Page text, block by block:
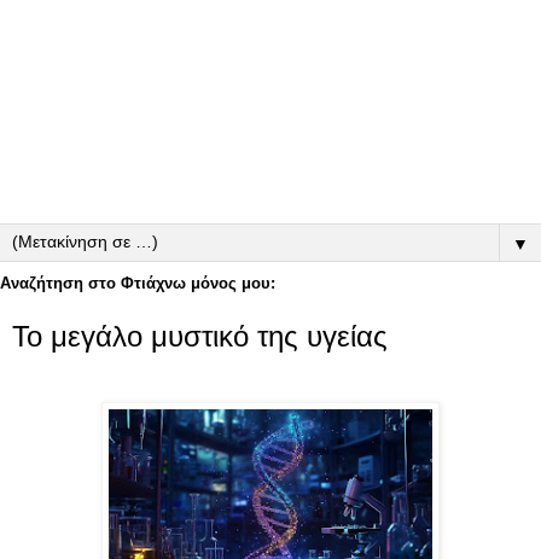
▼
Αναζήτηση στο Φτιάχνω μόνος μου:
Το μεγάλο μυστικό της υγείας